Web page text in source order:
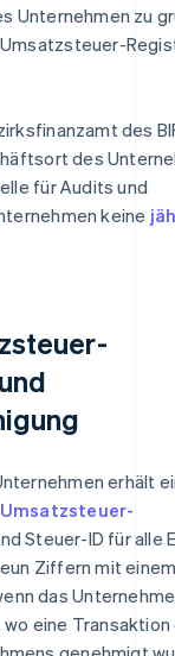
Unternehmen zu
des
des
für Audits und
keine
erhält
Umsatzsteuer-
Steuer-ID für alle
Ziffern mit
das
wo eine